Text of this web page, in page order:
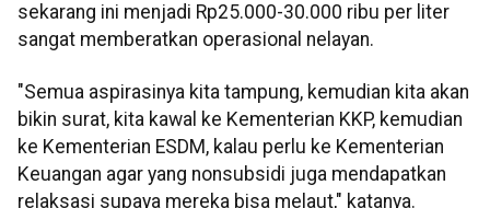
sekarang ini menjadi Rp25.000-30.000 ribu per liter
sangat memberatkan operasional nelayan.
"Semua aspirasinya kita tampung, kemudian kita akan
bikin surat, kita kawal ke Kementerian KKP, kemudian
ke Kementerian ESDM, kalau perlu ke Kementerian
Keuangan agar yang nonsubsidi juga mendapatkan
relaksasi supaya mereka bisa melaut," katanya.